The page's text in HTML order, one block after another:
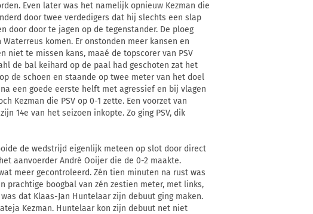
Even later was het namelijk opnieuw Kezman die
door twee verdedigers dat hij slechts een slap
door door te jagen op de tegenstander. De ploeg
komen. Er onstonden meer kansen en
niet te missen kans, maaé de topscorer van PSV
de bal keihard op de paal had geschoten zat het
de schoen en staande op twee meter van het doel
een goede eerste helft met agressief en bij vlagen
Kezman die PSV op 0-1 zette. Een voorzet van
14e van het seizoen inkopte. Zo ging PSV, dik
de wedstrijd eigenlijk meteen op slot door direct
aanvoerder André Ooijer die de 0-2 maakte.
meer gecontroleerd. Zén tien minuten na rust was
prachtige boogbal van zén zestien meter, met links,
dat Klaas-Jan Huntelaar zijn debuut ging maken.
Kezman. Huntelaar kon zijn debuut net niet